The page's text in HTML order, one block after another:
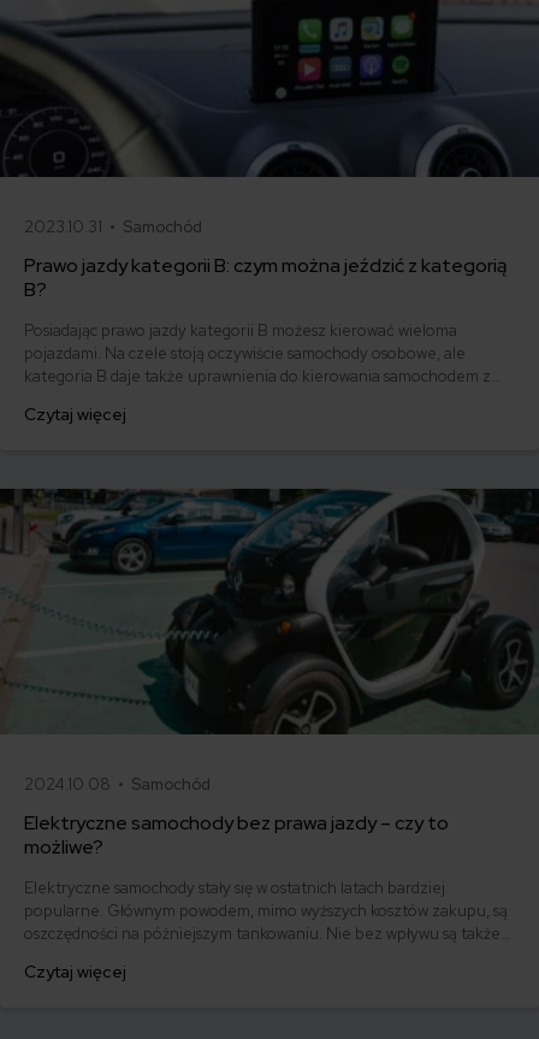
2023.10.31 • Samochód
Prawo jazdy kategorii B: czym można jeździć z kategorią
B?
Posiadając prawo jazdy kategorii B możesz kierować wieloma
pojazdami. Na czele stoją oczywiście samochody osobowe, ale
kategoria B daje także uprawnienia do kierowania samochodem z
przypadku każdego z nich obowiązują jednak pewne obostrzenia.
Czytaj więcej
2024.10.08 • Samochód
Elektryczne samochody bez prawa jazdy – czy to
możliwe?
Elektryczne samochody stały się w ostatnich latach bardziej
popularne. Głównym powodem, mimo wyższych kosztów zakupu, są
oszczędności na późniejszym tankowaniu. Nie bez wpływu są także
proekologicznym. Czy można jednak prowadzić popularne elektryki
Czytaj więcej